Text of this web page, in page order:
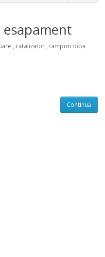
esapament
, catalizator , tampon toba
Continuă